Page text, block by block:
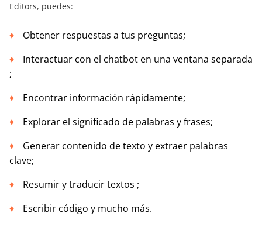
Editors, puedes:
Obtener respuestas a tus preguntas;
Interactuar con el chatbot en una ventana separada
;
Encontrar información rápidamente;
Explorar el significado de palabras y frases;
Generar contenido de texto y extraer palabras
clave;
Resumir y traducir textos ;
Escribir código y mucho más.